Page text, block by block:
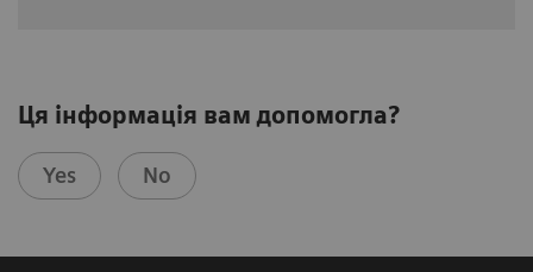
Ця інформація вам допомогла?
Yes No